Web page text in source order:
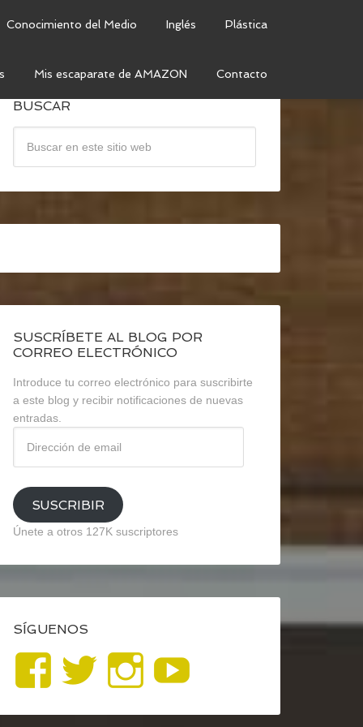
Conocimiento del Medio Inglés Plástica
Mis escaparate de AMAZON Contacto
BUSCAR
SUSCRÍBETE AL BLOG POR
CORREO ELECTRÓNICO
Introduce tu correo electrónico para suscribirte
a este blog y recibir notificaciones de nuevas
entradas.
email
SUSCRIBIR
Únete a otros 127K suscriptores
SÍGUENOS
Ver
perfil
Ver
perfil
Ver
perfil